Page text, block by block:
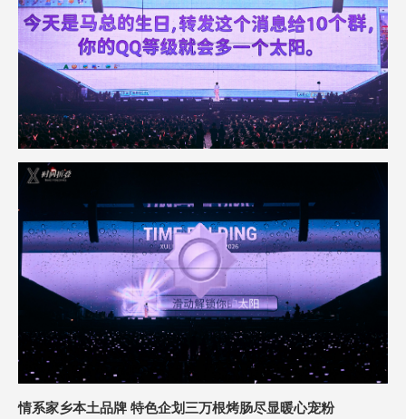
情系家乡本土品牌 特色企划三万根烤肠尽显暖心宠粉